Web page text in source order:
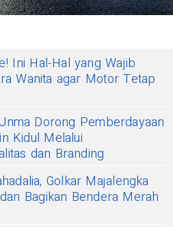
Ini Hal-Hal yang Wajib
Wanita agar Motor Tetap
Dorong Pemberdayaan
Kidul Melalui
dan Branding
Golkar Majalengka
Bagikan Bendera Merah